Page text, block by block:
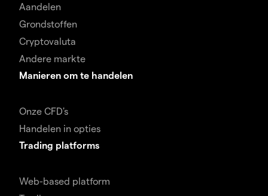
Aandelen
Grondstoffen
Cryptovaluta
Andere markte
Manieren om te handelen
Onze CFD's
Handelen in opties
Trading platforms
Web-based platform